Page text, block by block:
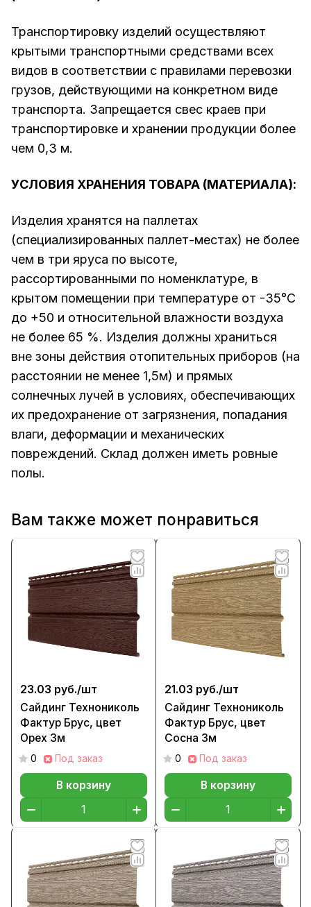
Транспортировку изделий осуществляют
крытыми транспортными средствами всех
видов в соответствии с правилами перевозки
грузов, действующими на конкретном виде
транспорта. Запрещается свес краев при
транспортировке и хранении продукции более
чем 0,3 м.
УСЛОВИЯ ХРАНЕНИЯ ТОВАРА (МАТЕРИАЛА):
Изделия хранятся на паллетах
(специализированных паллет-местах) не более
чем в три яруса по высоте,
рассортированными по номенклатуре, в
крытом помещении при температуре от -35°С
до +50 и относительной влажности воздуха
не более 65 %. Изделия должны храниться
вне зоны действия отопительных приборов (на
расстоянии не менее 1,5м) и прямых
солнечных лучей в условиях, обеспечивающих
их предохранение от загрязнения, попадания
влаги, деформации и механических
повреждений. Склад должен иметь ровные
полы.
Вам также может понравиться
23.03 руб./шт
Сайдинг Технониколь
Фактур Брус, цвет
Орех 3м
0 Под заказ
В корзину
21.03 руб./шт
Сайдинг Технониколь
Фактур Брус, цвет
Сосна 3м
0 Под заказ
В корзину